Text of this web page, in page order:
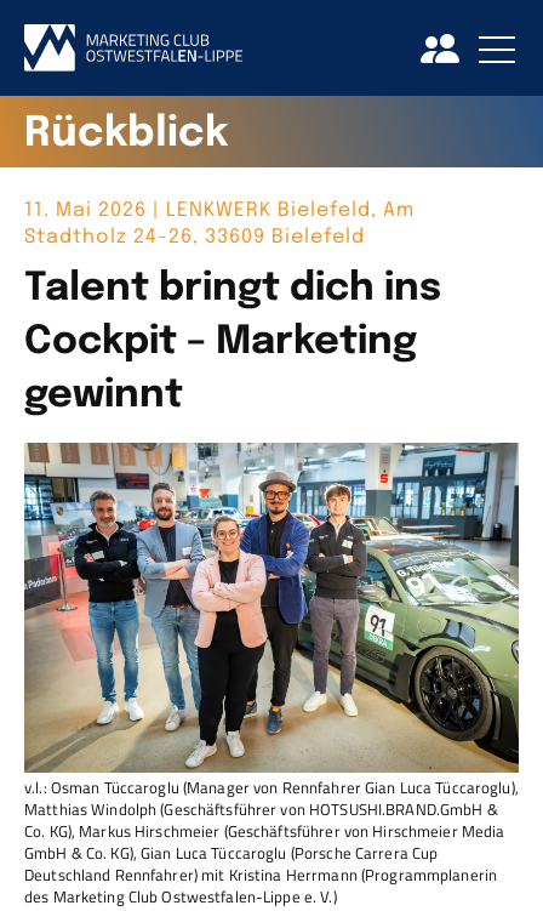
Rückblick
11. Mai 2026 | LENKWERK Bielefeld, Am
Stadtholz 24-26, 33609 Bielefeld
Talent bringt dich ins
Cockpit – Marketing
gewinnt
v.l.: Osman Tüccaroglu (Manager von Rennfahrer Gian Luca Tüccaroglu),
Matthias Windolph (Geschäftsführer von HOTSUSHI.BRAND.GmbH &
Co. KG), Markus Hirschmeier (Geschäftsführer von Hirschmeier Media
GmbH & Co. KG), Gian Luca Tüccaroglu (Porsche Carrera Cup
Deutschland Rennfahrer) mit Kristina Herrmann (Programmplanerin
des Marketing Club Ostwestfalen-Lippe e. V.)